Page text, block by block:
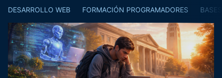
DESARROLLO WEB FORMACIÓN PROGRAMADORES